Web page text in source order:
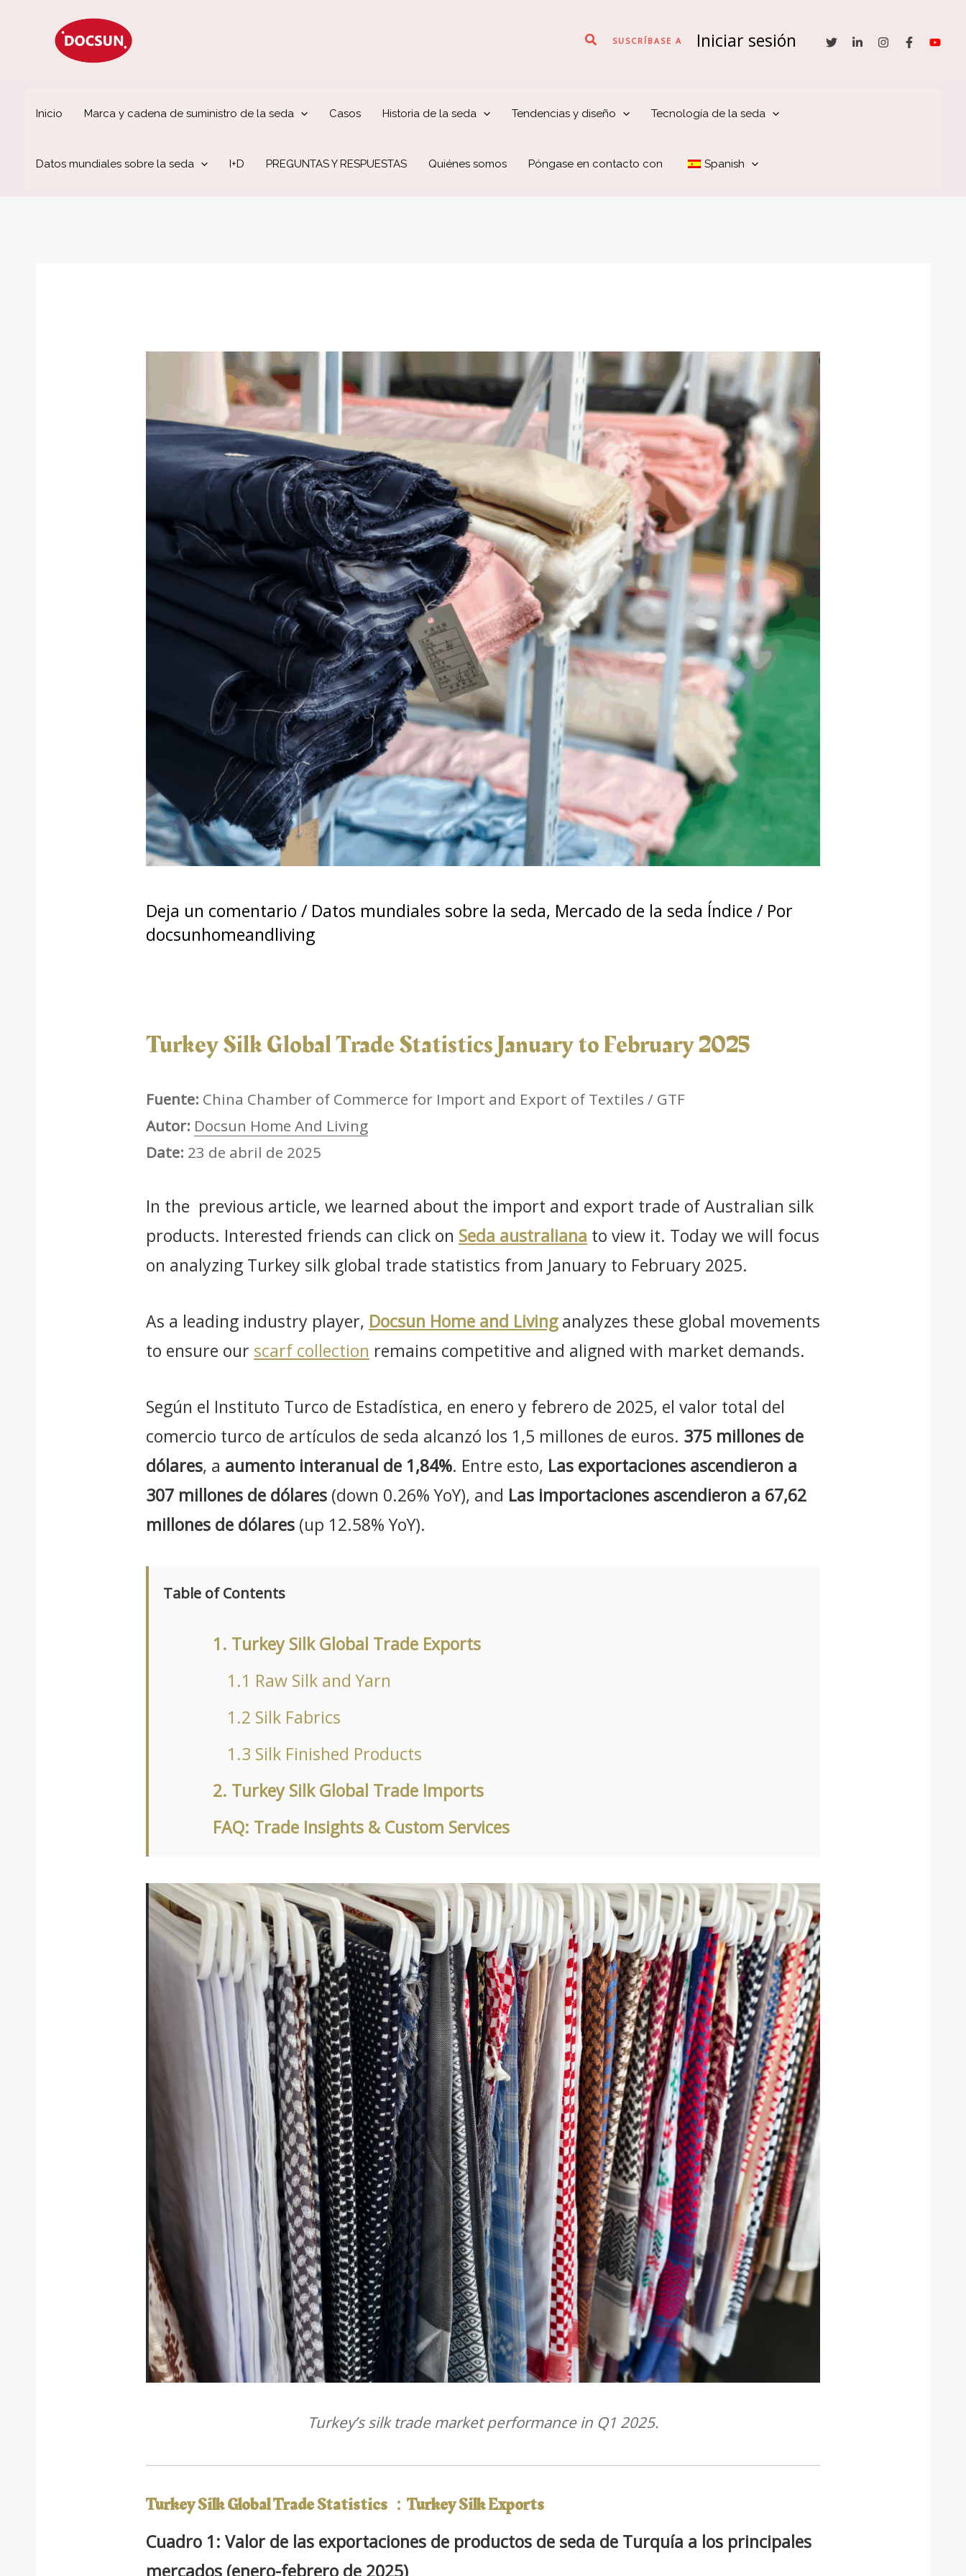
contenido
BuscarSUSCRÍBASE A Iniciar sesión
Inicio Marca y cadena de suministro de la seda Casos Historia de la seda Tendencias y diseño Tecnología de la seda
Datos mundiales sobre la seda I+D PREGUNTAS Y RESPUESTAS Quiénes somos Póngase en contacto con Spanish
Deja un comentario / Datos mundiales sobre la seda, Mercado de la seda Índice / Por
docsunhomeandliving
Turkey Silk Global Trade Statistics January to February 2025
Fuente: China Chamber of Commerce for Import and Export of Textiles / GTF
Autor: Docsun Home And Living
Date: 23 de abril de 2025
In the previous article, we learned about the import and export trade of Australian silk
products. Interested friends can click on Seda australiana to view it. Today we will focus
on analyzing Turkey silk global trade statistics from January to February 2025.
As a leading industry player, Docsun Home and Livinganalyzes these global movements
to ensure our scarf collection remains competitive and aligned with market demands.
Según el Instituto Turco de Estadística, en enero y febrero de 2025, el valor total del
comercio turco de artículos de seda alcanzó los 1,5 millones de euros. 375 millones de
dólares, a aumento interanual de 1,84%. Entre esto, Las exportaciones ascendieron a
307 millones de dólares(down 0.26% YoY), and Las importaciones ascendieron a 67,62
millones de dólares(up 12.58% YoY).
Table of Contents
1. Turkey Silk Global Trade Exports
1.1 Raw Silk and Yarn
1.2 Silk Fabrics
1.3 Silk Finished Products
2. Turkey Silk Global Trade Imports
FAQ: Trade Insights & Custom Services
Turkey’s silk trade market performance in Q1 2025.
Turkey Silk Global Trade Statistics：Turkey Silk Exports
Cuadro 1: Valor de las exportaciones de productos de seda de Turquía a los principales
mercados (enero-febrero de 2025)